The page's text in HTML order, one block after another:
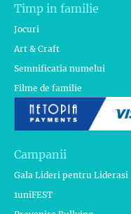
Timp in familie
Jocuri
Art & Craft
Semnificatia numelui
Filme de familie
Campanii
Gala Lideri pentru Liderasi
1uniFEST